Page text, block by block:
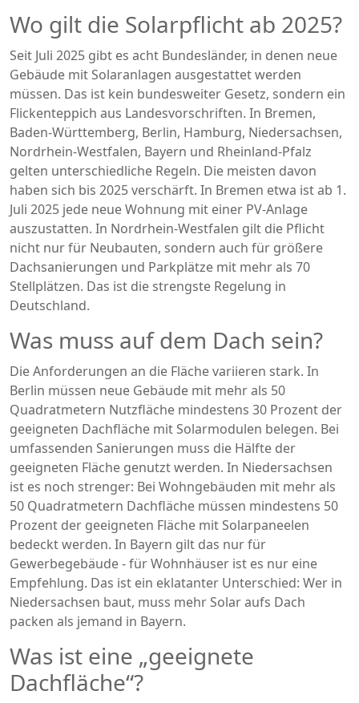
Wo gilt die Solarpflicht ab 2025?
Seit Juli 2025 gibt es acht Bundesländer, in denen neue
Gebäude mit Solaranlagen ausgestattet werden
müssen. Das ist kein bundesweiter Gesetz, sondern ein
Flickenteppich aus Landesvorschriften. In Bremen,
Baden-Württemberg, Berlin, Hamburg, Niedersachsen,
Nordrhein-Westfalen, Bayern und Rheinland-Pfalz
gelten unterschiedliche Regeln. Die meisten davon
haben sich bis 2025 verschärft. In Bremen etwa ist ab 1.
Juli 2025 jede neue Wohnung mit einer PV-Anlage
auszustatten. In Nordrhein-Westfalen gilt die Pflicht
nicht nur für Neubauten, sondern auch für größere
Dachsanierungen und Parkplätze mit mehr als 70
Stellplätzen. Das ist die strengste Regelung in
Deutschland.
Was muss auf dem Dach sein?
Die Anforderungen an die Fläche variieren stark. In
Berlin müssen neue Gebäude mit mehr als 50
Quadratmetern Nutzfläche mindestens 30 Prozent der
geeigneten Dachfläche mit Solarmodulen belegen. Bei
umfassenden Sanierungen muss die Hälfte der
geeigneten Fläche genutzt werden. In Niedersachsen
ist es noch strenger: Bei Wohngebäuden mit mehr als
50 Quadratmetern Dachfläche müssen mindestens 50
Prozent der geeigneten Fläche mit Solarpaneelen
bedeckt werden. In Bayern gilt das nur für
Gewerbegebäude - für Wohnhäuser ist es nur eine
Empfehlung. Das ist ein eklatanter Unterschied: Wer in
Niedersachsen baut, muss mehr Solar aufs Dach
packen als jemand in Bayern.
Was ist eine „geeignete
Dachfläche“?